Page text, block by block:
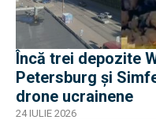
Încă trei depozite
Petersburg și
drone ucrainene
24 IULIE 2026